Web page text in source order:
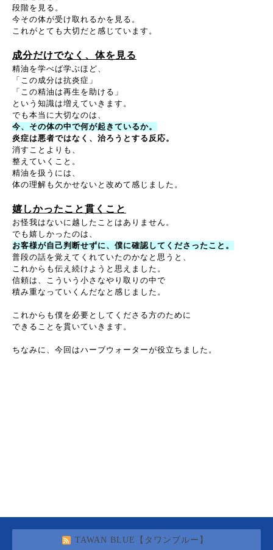
段階を見る。
今その体が受け取れるかを見る。
これがとても大切だと感じています。
成分だけでなく、体を見る
精油を学べば学ぶほど、
「この成分は抗炎症」
「この精油は再生を助ける」
という知識は増えていきます。
でも本当に大切なのは、
今、その体の中で何が起きているか。
炎症は悪者ではなく、治ろうとする反応。
消すことよりも、
整えていくこと。
精油を扱うには、
体の理解も欠かせないと改めて感じました。
嬉しかったこと貫くこと
お怪我はないに越したことはありません。
でも嬉しかったのは、
お客様が自己判断せずに、 僕に確認してくださったこと。
普段の話を覚えてくれていたのかなと思うと、
これからも伝え続けようと思えました。
信頼は、こういう小さなやり取りの中で
積み重なっていくんだなと感じました。
これからも僕を必要としてくださる方のために
できることを貫いていきます。
ちなみに、今回はハーブウォーターが役立ちました。
TAWAN BLUE【タワンブルー】